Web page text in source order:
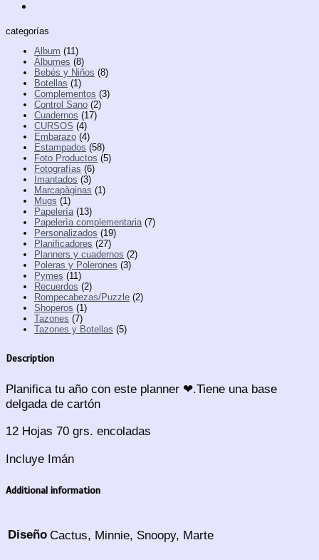
categorías
Album (11)
Álbumes (8)
Bebés y Niños (8)
Botellas (1)
Complementos (3)
Control Sano (2)
Cuadernos (17)
CURSOS (4)
Embarazo (4)
Estampados (58)
Foto Productos (5)
Fotografías (6)
Imantados (3)
Marcapàginas (1)
Mugs (1)
Papelería (13)
Papelerìa complementaria (7)
Personalizados (19)
Planificadores (27)
Planners y cuadernos (2)
Poleras y Polerones (3)
Pymes (11)
Recuerdos (2)
Rompecabezas/Puzzle (2)
Shoperos (1)
Tazones (7)
Tazones y Botellas (5)
Description
Planifica tu año con este planner ❤.Tiene una base
delgada de cartón
12 Hojas 70 grs. encoladas
Incluye Imán
Additional information
Diseño Cactus, Minnie, Snoopy, Marte